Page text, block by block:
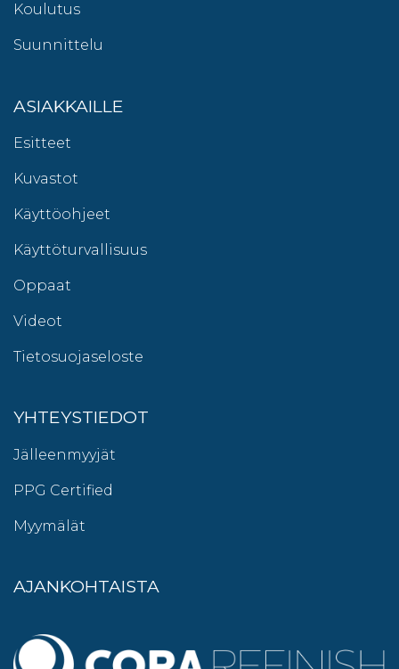
Koulutus
Suunnittelu
ASIAKKAILLE
Esitteet
Kuvastot
Käyttöohjeet
Käyttöturvallisuus
Oppaat
Videot
Tietosuojaseloste
YHTEYSTIEDOT
Jälleenmyyjät
PPG Certified
Myymälät
AJANKOHTAISTA